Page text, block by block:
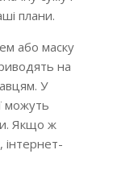
плани.
або маску
на
У
можуть
Якщо ж
інтернет-